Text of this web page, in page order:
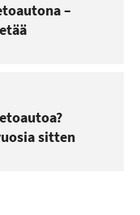
–
sitten